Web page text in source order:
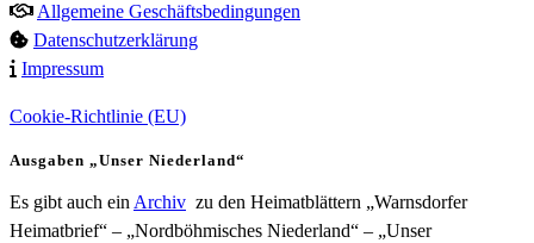
Allgemeine Geschäftsbedingungen
Datenschutzerklärung
Impressum
Cookie-Richtlinie (EU)
Ausgaben „Unser Niederland“
Es gibt auch ein Archiv zu den Heimatblättern „Warnsdorfer
Heimatbrief“ – „Nordböhmisches Niederland“ – „Unser